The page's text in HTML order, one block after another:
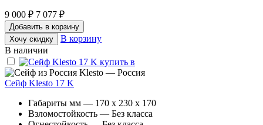
9 000 ₽ 7 077 ₽
Добавить в корзину
Хочу скидку
В корзину
В наличии
Klesto — Россия
Сейф Klesto 17 K
Габариты мм — 170 x 230 x 170
Взломостойкость — Без класса